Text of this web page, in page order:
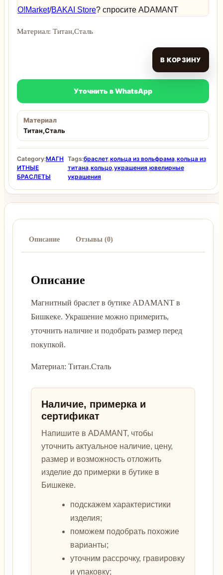
O!Market/BAKAI Store? спросите ADAMANT
Материал: Титан,Сталь
В КОРЗИНУ
Уточнить в WhatsApp
Материал
Титан,Сталь
Category:МАГН
ИТНЫЕ
БРАСЛЕТЫ
Tags:браслет,кольца из вольфрама,кольца из
титана,кольцо,украшения,ювелирные
украшения
Описание Отзывы (0)
Описание
Магнитный браслет в бутике ADAMANT в
Бишкеке. Украшение можно примерить,
уточнить наличие и подобрать размер перед
покупкой.
Материал: Титан.Сталь
Наличие, примерка и
сертификат
Напишите в ADAMANT, чтобы
уточнить актуальное наличие, цену,
размер и возможность отложить
изделие до примерки в бутике в
Бишкеке.
подскажем характеристики
изделия;
поможем подобрать похожие
варианты;
уточним рассрочку, гравировку
и упаковку;